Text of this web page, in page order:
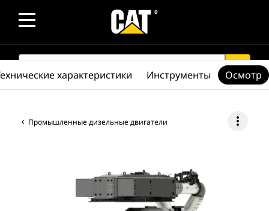
SEARCH search
Промышленные дизельные двигатели more_vert
характеристики Инструменты Осмотр